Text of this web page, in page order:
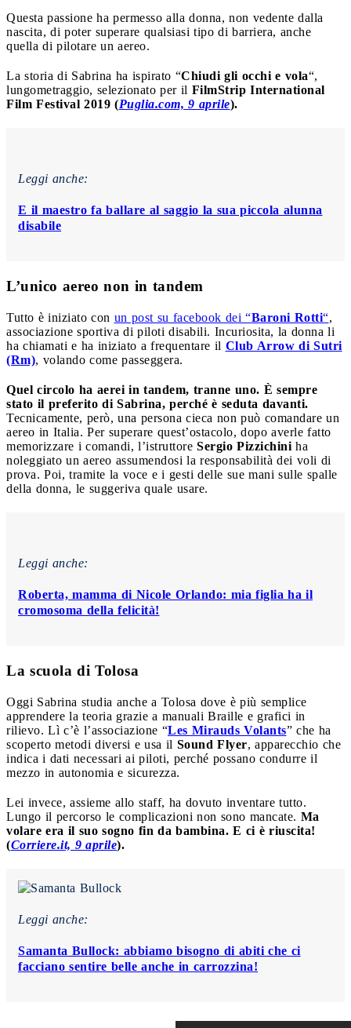
Questa passione ha permesso alla donna, non vedente dalla
nascita, di poter superare qualsiasi tipo di barriera, anche
quella di pilotare un aereo.
La storia di Sabrina ha ispirato “Chiudi gli occhi e vola“,
lungometraggio, selezionato per il FilmStrip International
Film Festival 2019 (Puglia.com, 9 aprile).
Leggi anche:
E il maestro fa ballare al saggio la sua piccola alunna
disabile
L’unico aereo non in tandem
Tutto è iniziato con un post su facebook dei “Baroni Rotti“,
associazione sportiva di piloti disabili. Incuriosita, la donna li
ha chiamati e ha iniziato a frequentare il Club Arrow di Sutri
(Rm), volando come passeggera.
Quel circolo ha aerei in tandem, tranne uno. È sempre
stato il preferito di Sabrina, perché è seduta davanti.
Tecnicamente, però, una persona cieca non può comandare un
aereo in Italia. Per superare quest’ostacolo, dopo averle fatto
memorizzare i comandi, l’istruttore Sergio Pizzichini ha
noleggiato un aereo assumendosi la responsabilità dei voli di
prova. Poi, tramite la voce e i gesti delle sue mani sulle spalle
della donna, le suggeriva quale usare.
Leggi anche:
Roberta, mamma di Nicole Orlando: mia figlia ha il
cromosoma della felicità!
La scuola di Tolosa
Oggi Sabrina studia anche a Tolosa dove è più semplice
apprendere la teoria grazie a manuali Braille e grafici in
rilievo. Lì c’è l’associazione “Les Mirauds Volants” che ha
scoperto metodi diversi e usa il Sound Flyer, apparecchio che
indica i dati necessari ai piloti, perché possano condurre il
mezzo in autonomia e sicurezza.
Lei invece, assieme allo staff, ha dovuto inventare tutto.
Lungo il percorso le complicazioni non sono mancate. Ma
volare era il suo sogno fin da bambina. E ci è riuscita!
(Corriere.it, 9 aprile).
Leggi anche:
Samanta Bullock: abbiamo bisogno di abiti che ci
facciano sentire belle anche in carrozzina!